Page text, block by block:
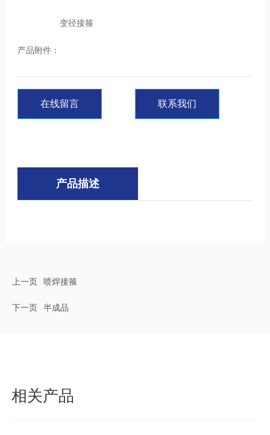
变径接箍
产品附件：
在线留言 联系我们
产品描述
上一页 喷焊接箍
下一页 半成品
相关产品